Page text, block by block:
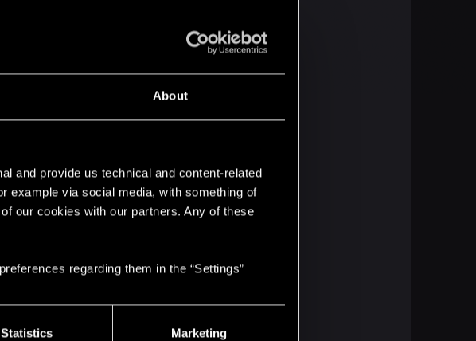
About
and provide us technical and content-related
example via social media, with something of
our cookies with our partners. Any of these
regarding them in the “Settings”
Statistics Marketing
%C5%82adne-t%C5%82o-3d-do-mapy
threads/259-Kolizja
By MuzyQ
Poradnik-od-Muzyka-Jaskinie
PATHAREAS
341-Pathareas-problem